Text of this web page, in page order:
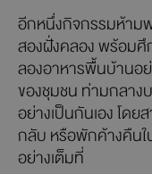
อีกหนึ่งกิจกรรมห้าม
สองฝั่งคลอง พร้อมศึ
ลองอาหารพื้นบ้านอ
ของชุมชน ท่ามกลาง
อย่างเป็นกันเอง โดย
กลับ หรือพักค้างคืนใ
อย่างเต็มที่